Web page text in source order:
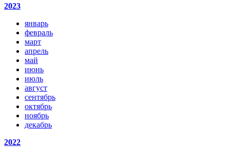
2023
январь
февраль
март
апрель
май
июнь
июль
август
сентябрь
октябрь
ноябрь
декабрь
2022